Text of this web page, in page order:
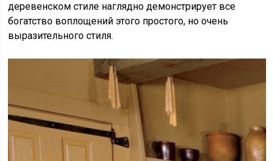
деревенском стиле наглядно демонстрирует все
богатство воплощений этого простого, но очень
выразительного стиля.